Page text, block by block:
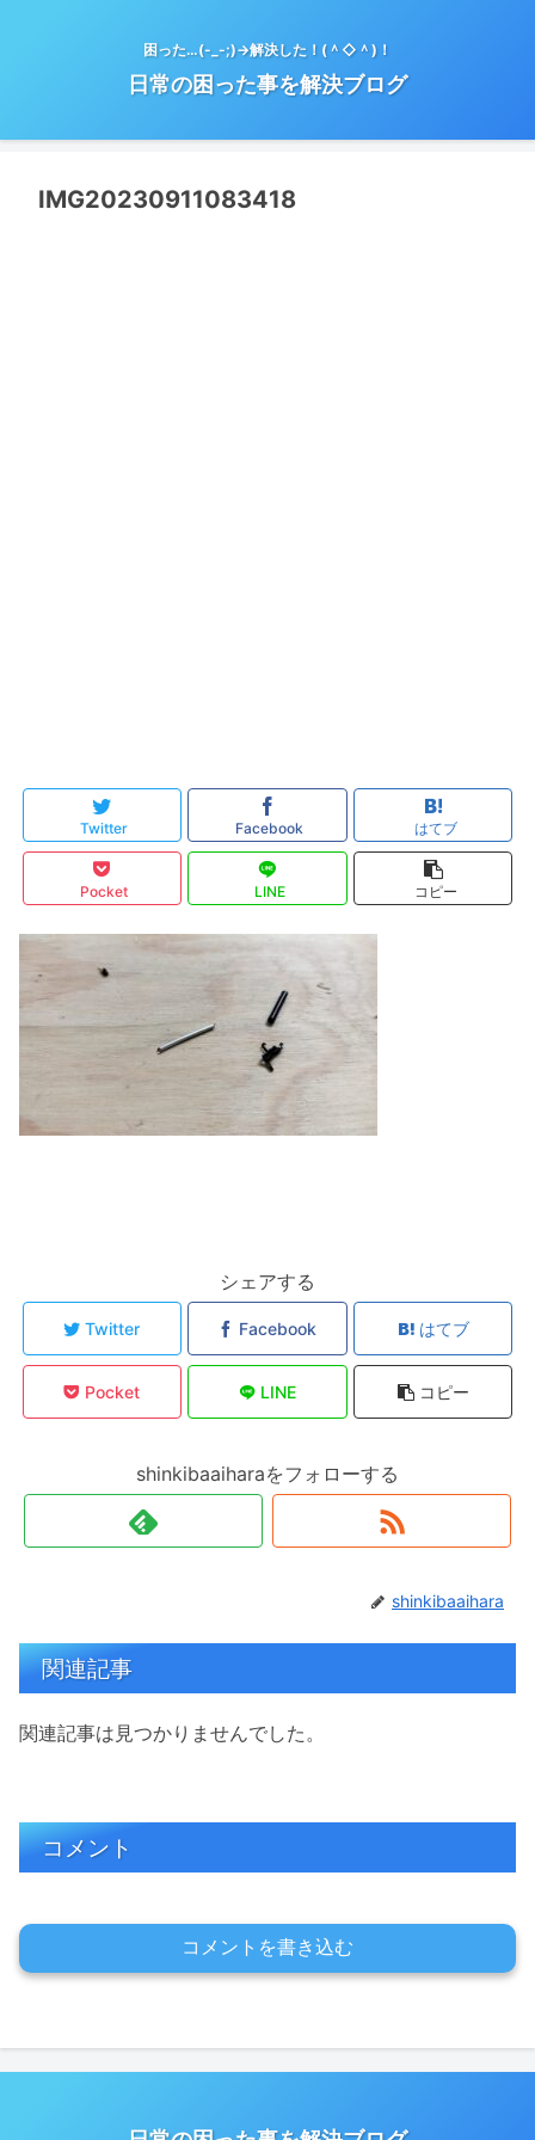
困った…(-_-;)→解決した！(＾◇＾)！
日常の困った事を解決ブログ
IMG20230911083418
Twitter Facebook はてブ
Pocket LINE コピー
シェアする
Twitter Facebook はてブ
Pocket LINE コピー
shinkibaaiharaをフォローする
shinkibaaihara
関連記事
関連記事は見つかりませんでした。
コメント
コメントを書き込む